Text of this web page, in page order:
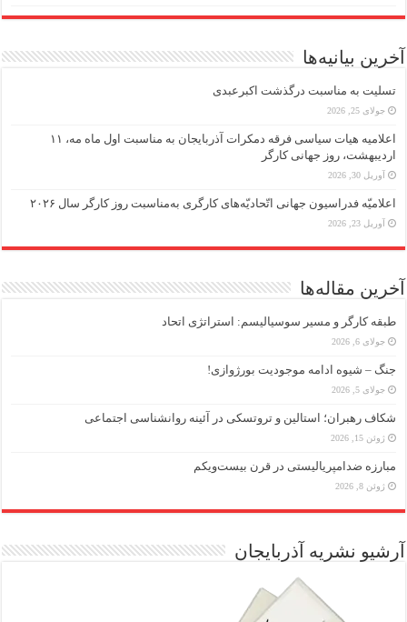
آخرین بیانیه‌ها
تسلیت به مناسبت درگذشت اکبرعبدی
جولای 25, 2026
اعلامیه هیات سیاسی فرقه دمکرات آذربایجان به مناسبت اول ماه مه، ۱۱
اردیبهشت، روز جهانی کارگر
آوریل 30, 2026
اعلامیّه فدراسیون جهانی اتّحادیّه‌های کارگری به‌مناسبت روز کارگر سال ۲۰۲۶
آوریل 23, 2026
آخرین مقاله‌ها
طبقه کارگر و مسیر سوسیالیسم: استراتژی اتحاد
جولای 6, 2026
جنگ – شیوه ادامه موجودیت بورژوازی!
جولای 5, 2026
شکاف رهبران؛ استالین و تروتسکی در آئینه روانشناسی اجتماعی
ژوئن 15, 2026
مبارزه ضد‌امپریالیستی در قرن بیست‌ویکم
ژوئن 8, 2026
آرشیو نشریه آذربایجان